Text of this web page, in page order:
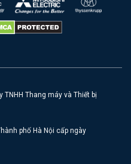
Thang máy và Thiết bị
phố Hà Nội cấp ngày